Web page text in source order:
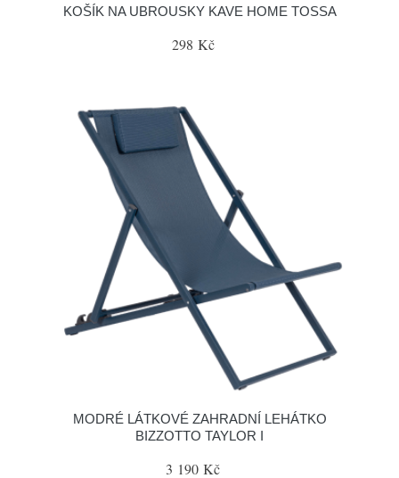
KOŠÍK NA UBROUSKY KAVE HOME TOSSA
298 Kč
MODRÉ LÁTKOVÉ ZAHRADNÍ LEHÁTKO
BIZZOTTO TAYLOR I
3 190 Kč